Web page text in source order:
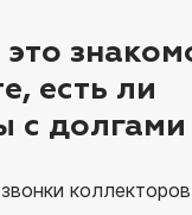
есть ли
с долгами